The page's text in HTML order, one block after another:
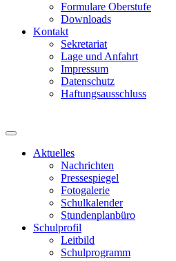
Formulare Oberstufe
Downloads
Kontakt
Sekretariat
Lage und Anfahrt
Impressum
Datenschutz
Haftungsausschluss
Aktuelles
Nachrichten
Pressespiegel
Fotogalerie
Schulkalender
Stundenplanbüro
Schulprofil
Leitbild
Schulprogramm